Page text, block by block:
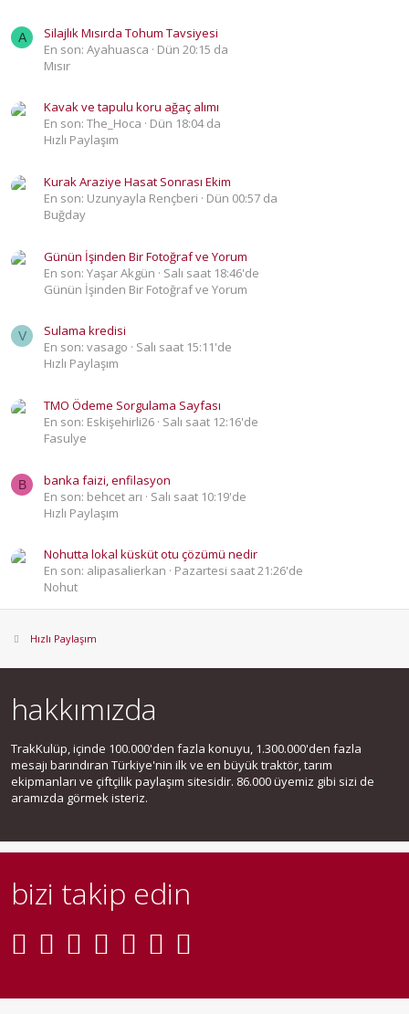
A
Silajlık Mısırda Tohum Tavsiyesi
En son: Ayahuasca
Dün 20:15 da
Mısır
Kavak ve tapulu koru ağaç alımı
En son: The_Hoca
Dün 18:04 da
Hızlı Paylaşım
Kurak Araziye Hasat Sonrası Ekim
En son: Uzunyayla Rençberi
Dün 00:57 da
Buğday
Günün İşinden Bir Fotoğraf ve Yorum
En son: Yaşar Akgün
Salı saat 18:46'de
Günün İşinden Bir Fotoğraf ve Yorum
V
Sulama kredisi
En son: vasago
Salı saat 15:11'de
Hızlı Paylaşım
TMO Ödeme Sorgulama Sayfası
En son: Eskişehirli26 Salı saat 12:16'de
Fasulye
B
banka faizi, enfilasyon
En son: behcet arı
Salı saat 10:19'de
Hızlı Paylaşım
Nohutta lokal küsküt otu çözümü nedir
En son: alipasalierkan
Pazartesi saat 21:26'de
Nohut
Hızlı Paylaşım
hakkımızda
TrakKulüp, içinde 100.000'den fazla konuyu, 1.300.000'den fazla
mesajı barındıran Türkiye'nin ilk ve en büyük traktör, tarım
ekipmanları ve çiftçilik paylaşım sitesidir. 86.000 üyemiz gibi sizi de
aramızda görmek isteriz.
bizi takip edin